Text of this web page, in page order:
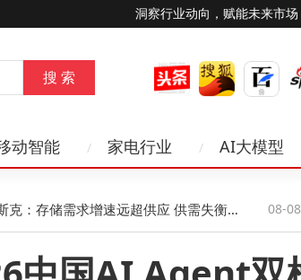
洞察行业动向，赋能未来市
动智能 家电行业 AI大模型
储需求增速远超供应 供需失衡下
涨成必然
08-08
回